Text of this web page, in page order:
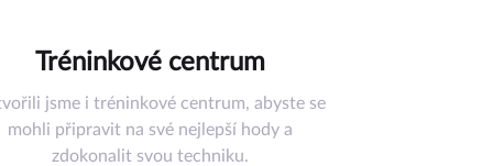
Tréninkové centrum
jsme i tréninkové centrum, abyste se
mohli připravit na své nejlepší hody a
zdokonalit svou techniku.